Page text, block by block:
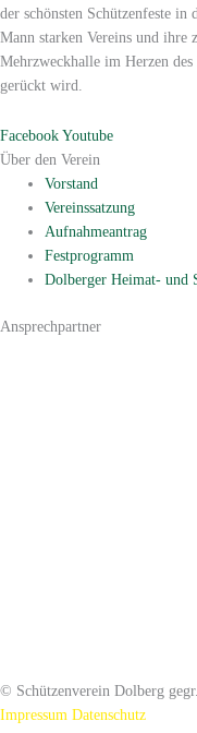
der schönsten Schützenfeste
Mann starken Vereins und ihre
Mehrzweckhalle im Herzen
gerückt wird.
Facebook Youtube
Über den Verein
Vorstand
Vereinssatzung
Aufnahmeantrag
Festprogramm
Dolberger Heimat- und
Ansprechpartner
© Schützenverein Dolberg
Impressum Datenschutz